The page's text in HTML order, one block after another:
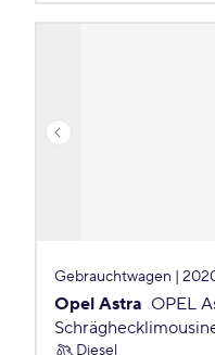
Gebrauchtwagen |
Opel Astra OPEL
Diesel